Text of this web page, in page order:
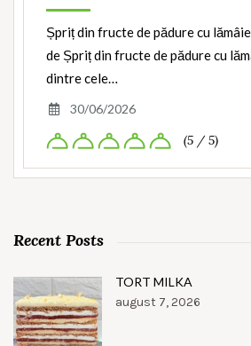
Șpriț din fructe de pădure cu
de Șpriț din fructe de pădure cu
dintre cele…
30/06/2026
(5 / 5)
Recent Posts
TORT MILKA
august 7, 2026